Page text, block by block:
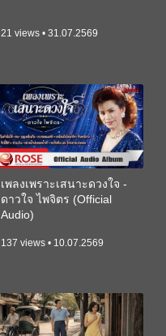
21 views • 31.07.2569
เพลงเพราะเสนาะดวงใจ -
ดาวใจ ไพจิตร (Official
Audio)
137 views • 10.07.2569